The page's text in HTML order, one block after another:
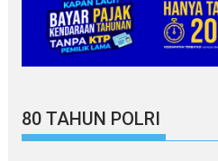
80 TAHUN POLRI